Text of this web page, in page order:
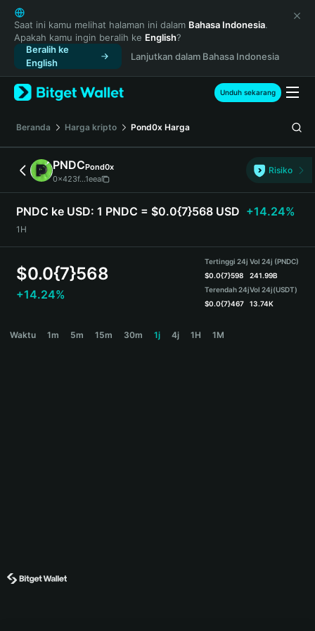
English
日本語
Tiếng Việt
Русский
Español (Latinoamérica)
Türkçe
Français
Deutsch
简体中文
繁體中文
Português (Portugal)
Bahasa Indonesia
ภาษาไทย
हिन्दी
Español
Português (Brasil)
Saat ini kamu melihat halaman ini dalam Bahasa Indonesia.
Apakah kamu ingin beralih ke English?
Beralih ke
English
Lanjutkan dalam Bahasa Indonesia
Unduh sekarang
Beranda Harga kripto Pond0x Harga
PNDCPond0x
0x423f...1eea
Risiko
PNDC ke USD: 1 PNDC = $0.0{7}568 USD +14.24%
1H
$0.0{7}568
+14.24%
Tertinggi 24j
$0.0{7}598
Terendah 24j
$0.0{7}467
Vol 24j (PNDC)
241.99B
Vol 24j(USDT)
13.74K
Waktu 1m 5m 15m 30m 1j 4j 1H 1M